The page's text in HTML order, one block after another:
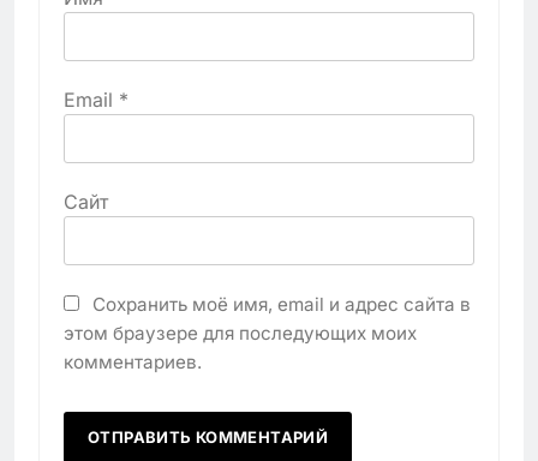
Email *
Сайт
Сохранить моё имя, email и адрес сайта в
этом браузере для последующих моих
комментариев.